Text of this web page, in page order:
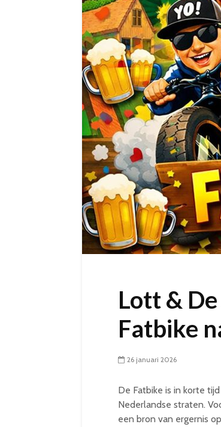
Lott &
Fatbike
26 januari 2026
De Fatbike is in korte
Nederlandse straten.
een bron van ergernis